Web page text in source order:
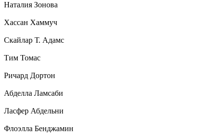
Наталия Зонова
Хассан Хаммуч
Скайлар Т. Адамс
Тим Томас
Ричард Дортон
Абделла Ламсаби
Ласфер Абдельни
Флоэлла Бенджамин